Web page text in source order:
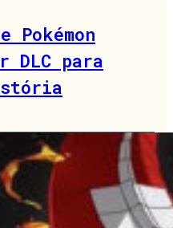
Pokémon
DLC para